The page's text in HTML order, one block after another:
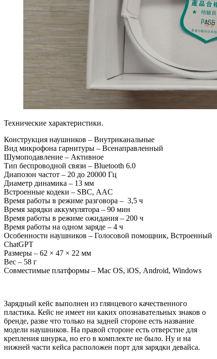
Технические характеристики.
Конструкция наушников – Внутриканальные
Вид микрофона гарнитуры – Всенаправленный
Шумоподавление – Активное
Тип беспроводной связи – Bluetooth 6.0
Диапозон частот – 20 до 20000 Гц
Диаметр динамика – 13 мм
Встроенные кодеки – SBC, AAC
Время работы в режиме разговора – 3,5 ч
Время зарядки аккумулятора – 90 мин
Время работы в режиме ожидания – 200 ч
Время работы на одном заряде – 4 ч
Особенности наушников – Голосовой помощник, Встроенный
ChatGPT
Размеры – 62 × 47 × 22 мм
Вес – 58 г
Совместимые платформы – Mac OS, iOS, Android, Windows
Зарядный кейс выполнен из глянцевого качественного
пластика. Кейс не имеет ни каких опознавательных знаков о
бренде, разве что только на задней стороне есть название
модели наушников. На правой стороне есть отверстие для
крепления шнурка, но его в комплекте не было. Ну и на
нижней части кейса расположен порт для зарядки девайса.